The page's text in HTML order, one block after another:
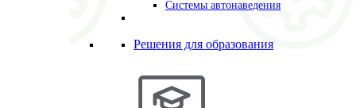
Системы автонаведения
Решения для образования